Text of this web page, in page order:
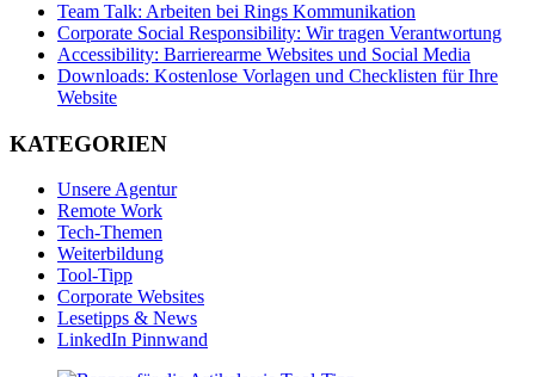
Team Talk: Arbeiten bei Rings Kommunikation
Corporate Social Responsibility: Wir tragen Verantwortung
Accessibility: Barrierearme Websites und Social Media
Downloads: Kostenlose Vorlagen und Checklisten für Ihre
Website
KATEGORIEN
Unsere Agentur
Remote Work
Tech-Themen
Weiterbildung
Tool-Tipp
Corporate Websites
Lesetipps & News
LinkedIn Pinnwand